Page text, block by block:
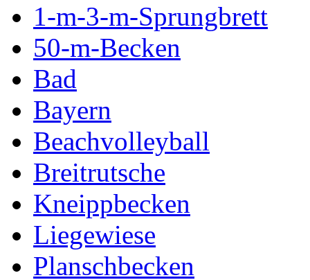
1-m-3-m-Sprungbrett
50-m-Becken
Bad
Bayern
Beachvolleyball
Breitrutsche
Kneippbecken
Liegewiese
Planschbecken